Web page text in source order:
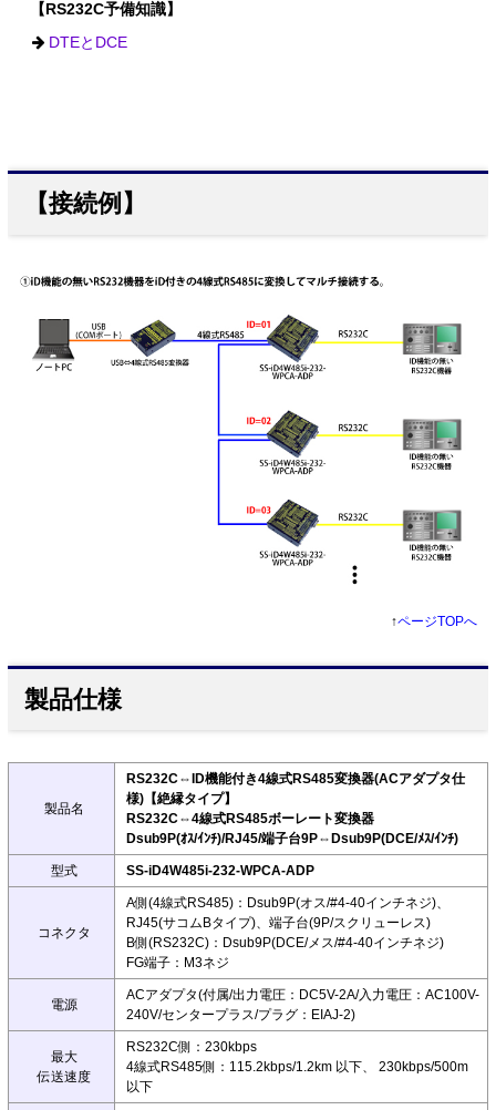
【RS232C予備知識】
DTEとDCE
【接続例】
↑ページTOPへ
製品仕様
製品名
RS232C⇔ID機能付き4線式RS485変換器(ACアダプタ仕
様)【絶縁タイプ】
RS232C⇔4線式RS485ボーレート変換器
Dsub9P(ｵｽ/ｲﾝﾁ)/RJ45/端子台9P⇔Dsub9P(DCE/ﾒｽ/ｲﾝﾁ)
型式 SS-iD4W485i-232-WPCA-ADP
コネクタ
A側(4線式RS485)：Dsub9P(オス/#4-40インチネジ)、
RJ45(サコムBタイプ)、端子台(9P/スクリューレス)
B側(RS232C)：Dsub9P(DCE/メス/#4-40インチネジ)
FG端子：M3ネジ
電源
ACアダプタ(付属/出力電圧：DC5V-2A/入力電圧：AC100V-
240V/センタープラス/プラグ：EIAJ-2)
最大
伝送速度
RS232C側：230kbps
4線式RS485側：115.2kbps/1.2km 以下、 230kbps/500m
以下